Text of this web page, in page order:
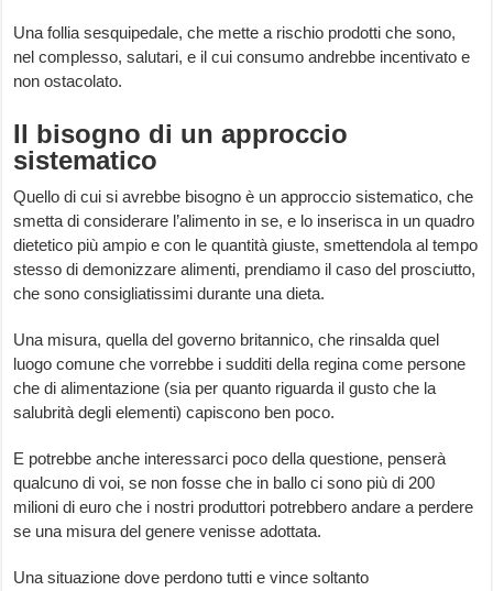
Una follia sesquipedale, che mette a rischio prodotti che sono,
nel complesso, salutari, e il cui consumo andrebbe incentivato e
non ostacolato.
Il bisogno di un approccio
sistematico
Quello di cui si avrebbe bisogno è un approccio sistematico, che
smetta di considerare l’alimento in se, e lo inserisca in un quadro
dietetico più ampio e con le quantità giuste, smettendola al tempo
stesso di demonizzare alimenti, prendiamo il caso del prosciutto,
che sono consigliatissimi durante una dieta.
Una misura, quella del governo britannico, che rinsalda quel
luogo comune che vorrebbe i sudditi della regina come persone
che di alimentazione (sia per quanto riguarda il gusto che la
salubrità degli elementi) capiscono ben poco.
E potrebbe anche interessarci poco della questione, penserà
qualcuno di voi, se non fosse che in ballo ci sono più di 200
milioni di euro che i nostri produttori potrebbero andare a perdere
se una misura del genere venisse adottata.
Una situazione dove perdono tutti e vince soltanto